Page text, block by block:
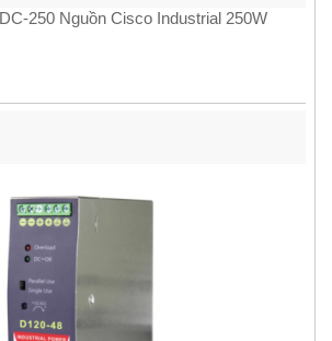
250 Nguồn Cisco Industrial 250W